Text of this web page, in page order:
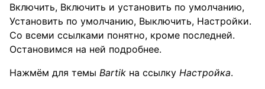
Включить, Включить и установить по умолчанию,
Установить по умолчанию, Выключить, Настройки.
Со всеми ссылками понятно, кроме последней.
Остановимся на ней подробнее.
Нажмём для темы Bartik на ссылку Настройка.